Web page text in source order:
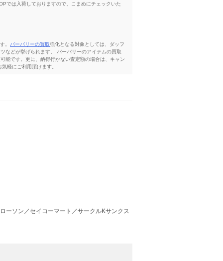
では入荷しておりますので、こまめにチェックいた
。 バーバリーの買取強化となる対象としては、ダッフ
などが挙げられます。 バーバリーのアイテムの買取
能です。更に、納得行かない査定額の場合は、キャン
軽にご利用頂けます。
ケット、トップスとボトムス、バッグやネクタイ、財
ースコート、トップスやワンピース、スカートやボ
リーの中でも最古のブランドです。BURBERRYのイ
たそうです。 その中でも、最も注目度と人気が高い
潔な印象を与え、とても好感が持てます。
ドはないと言えるでしょう。
として運営しております。こちらのサービスでは出張
にとどまらず、カメラやスポーツ用品なども買取を
ーソン／セイコーマート／サークルKサンクス